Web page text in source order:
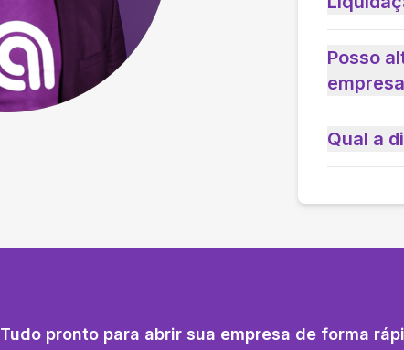
Posso
Qual a
Tudo pronto para abrir sua empresa de forma